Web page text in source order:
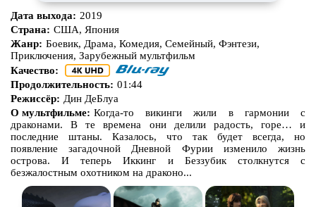
Дата выхода: 2019
Страна: США, Япония
Жанр: Боевик, Драма, Комедия, Семейный, Фэнтези,
Приключения, Зарубежный мультфильм
Качество:
Продолжительность: 01:44
Режиссёр: Дин ДеБлуа
О мультфильме: Когда-то викинги жили в гармонии с
драконами. В те времена они делили радость, горе… и
последние штаны. Казалось, что так будет всегда, но
появление загадочной Дневной Фурии изменило жизнь
острова. И теперь Иккинг и Беззубик столкнутся с
безжалостным охотником на драконо...